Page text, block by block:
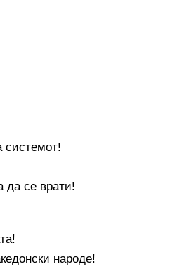
системот!
да се врати!
народе!